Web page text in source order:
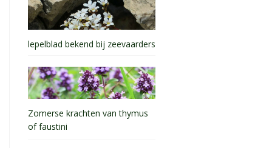
lepelblad bekend bij zeevaarders
Zomerse krachten van thymus
of faustini